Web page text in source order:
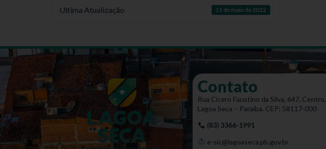
Ultima Atualização 11 de maio de 2022
Contato
Rua Cícero Faustino da Silva, 647, Centro,
Lagoa Seca – Paraíba. CEP: 58117-000
(83) 3366-1991
e-sic@lagoaseca.pb.gov.br